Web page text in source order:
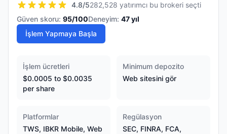
4.8/5282,528 yatırımcı bu brokeri seçti
Güven skoru: 95/100Deneyim: 47yıl
İşlem Yapmaya Başla
İşlem ücretleri
$0.0005 to $0.0035
per share
Minimum depozito
Web sitesini gör
Platformlar
TWS, IBKR Mobile, Web
Regülasyon
SEC, FINRA, FCA,